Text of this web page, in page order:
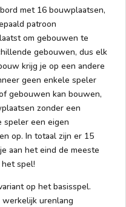
met 16 bouwplaatsen,
patroon
om gebouwen te
gebouwen, dus elk
krijg je op een andere
geen enkele speler
gebouwen kan bouwen,
zonder een
speler een eigen
op. In totaal zijn er 15
aan het eind de meeste
spel!
op het basisspel.
urenlang